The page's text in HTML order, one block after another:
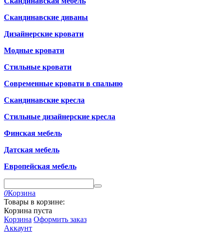
Скандинавские диваны
Дизайнерские кровати
Модные кровати
Стильные кровати
Современные кровати в спальню
Скандинавские кресла
Стильные дизайнерские кресла
Финская мебель
Датская мебель
Европейская мебель
0Корзина
Товары в корзине:
Корзина пуста
Корзина Оформить заказ
Аккаунт